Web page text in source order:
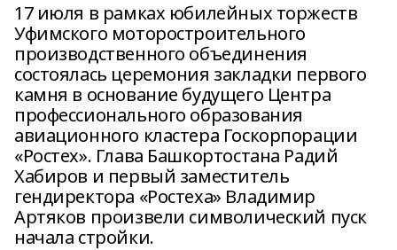
17 июля в рамках юбилейных торжеств
Уфимского моторостроительного
производственного объединения
состоялась церемония закладки первого
камня в основание будущего Центра
профессионального образования
авиационного кластера Госкорпорации
«Ростех». Глава Башкортостана Радий
Хабиров и первый заместитель
гендиректора «Ростеха» Владимир
Артяков произвели символический пуск
начала стройки.